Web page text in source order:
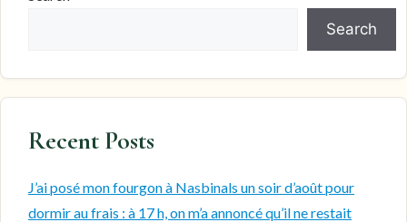
Search
Recent Posts
J’ai posé mon fourgon à Nasbinals un soir d’août pour
dormir au frais : à 17 h, on m’a annoncé qu’il ne restait